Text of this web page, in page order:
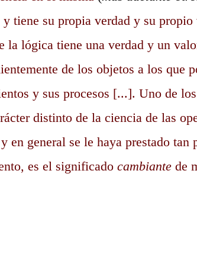
y tiene su propia verdad y su
la lógica tiene una verdad y un
de los objetos a los que
y sus procesos [...]. Uno de
distinto de la ciencia de las
en general se le haya prestado tan
es el significado cambiante de